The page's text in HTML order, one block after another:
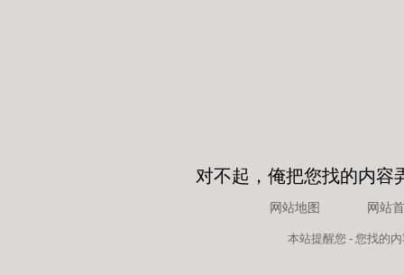
对不起，俺把您找的内容
网站地图 网站
本站提醒您 - 您找的